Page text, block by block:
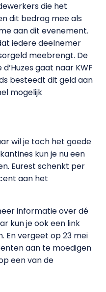
die het
dit bedrag mee als
aan dit evenement.
iedere deelnemer
meebrengt. De
gaat naar KWF
besteedt dit geld aan
mogelijk
wil je toch het goede
kun je nu een
Eurest schenkt per
aan het
informatie over dé
kun je ook een link
En vergeet op 23 mei
aan te moedigen
een van de